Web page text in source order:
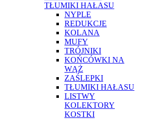
TŁUMIKI HAŁASU
NYPLE
REDUKCJE
KOLANA
MUFY
TRÓJNIKI
KOŃCÓWKI NA
WĄŻ
ZAŚLEPKI
TŁUMIKI HAŁASU
LISTWY
KOLEKTORY
KOSTKI